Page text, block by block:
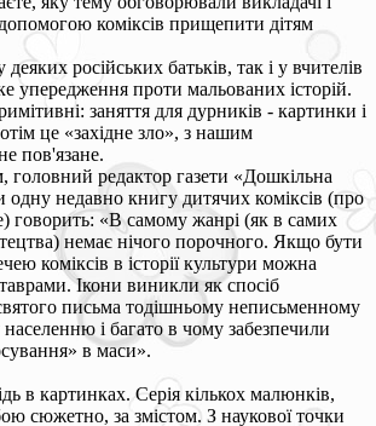
коміксів прищепити дітям
російських батьків, так і у вчителів
упередження проти мальованих історій.
заняття для дурників - картинки і
це «західне зло», з нашим
пов'язане.
редактор газети «Дошкільна
одну недавно книгу дитячих коміксів (про
говорить: «В самому жанрі (як в самих
немає нічого порочного. Якщо бути
коміксів в історії культури можна
Ікони виникли як спосіб
письма тодішньому неписьменному
населенню і багато в чому забезпечили
в маси».
в картинках. Серія кількох малюнків,
сюжетно, за змістом. З наукової точки